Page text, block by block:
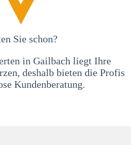
Sie schon?
in Gailbach liegt Ihre
deshalb bieten die Profis
Kundenberatung.